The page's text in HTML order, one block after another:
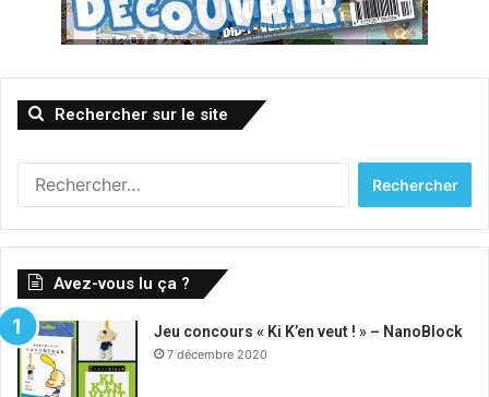
Rechercher sur le site
Avez-vous lu ça ?
Jeu concours « Ki K’en veut ! » – NanoBlock
7 décembre 2020